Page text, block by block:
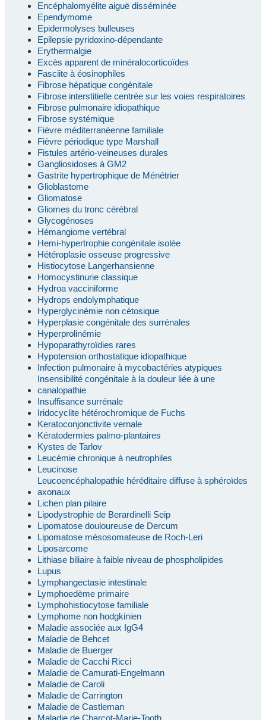
Encéphalomyélite aiguë disséminée
Ependymome
Epidermolyses bulleuses
Epilepsie pyridoxino-dépendante
Erythermalgie
Excès apparent de minéralocorticoïdes
Fasciite à éosinophiles
Fibrose hépatique congénitale
Fibrose interstitielle centrée sur les voies respiratoires
Fibrose pulmonaire idiopathique
Fibrose systémique
Fièvre méditerranéenne familiale
Fièvre périodique type Marshall
Fistules artério-veineuses durales
Gangliosidoses à GM2
Gastrite hypertrophique de Ménétrier
Glioblastome
Gliomatose
Gliomes du tronc cérébral
Glycogénoses
Hémangiome vertébral
Hemi-hypertrophie congénitale isolée
Hétéroplasie osseuse progressive
Histiocytose Langerhansienne
Homocystinurie classique
Hydroa vacciniforme
Hydrops endolymphatique
Hyperglycinémie non cétosique
Hyperplasie congénitale des surrénales
Hyperprolinémie
Hypoparathyroïdies rares
Hypotension orthostatique idiopathique
Infection pulmonaire à mycobactéries atypiques
Insensibilité congénitale à la douleur liée à une
canalopathie
Insuffisance surrénale
Iridocyclite hétérochromique de Fuchs
Keratoconjonctivite vernale
Kératodermies palmo-plantaires
Kystes de Tarlov
Leucémie chronique à neutrophiles
Leucinose
Leucoencéphalopathie héréditaire diffuse à sphéroïdes
axonaux
Lichen plan pilaire
Lipodystrophie de Berardinelli Seip
Lipomatose douloureuse de Dercum
Lipomatose mésosomateuse de Roch-Leri
Liposarcome
Lithiase biliaire à faible niveau de phospholipides
Lupus
Lymphangectasie intestinale
Lymphoedème primaire
Lymphohistiocytose familiale
Lymphome non hodgkinien
Maladie associée aux IgG4
Maladie de Behcet
Maladie de Buerger
Maladie de Cacchi Ricci
Maladie de Camurati-Engelmann
Maladie de Caroli
Maladie de Carrington
Maladie de Castleman
Maladie de Charcot-Marie-Tooth